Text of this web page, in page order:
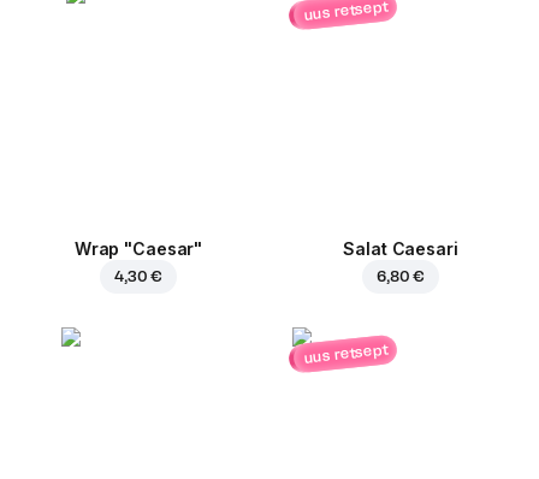
Wrap "Caesar"
4,30 €
uus retsept
Salat Caesari
6,80 €
uus retsept